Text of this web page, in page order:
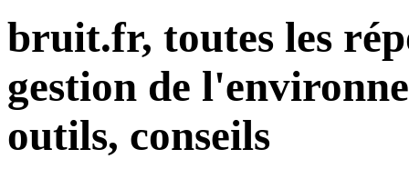
bruit.fr, toutes les
gestion de
outils, conseils